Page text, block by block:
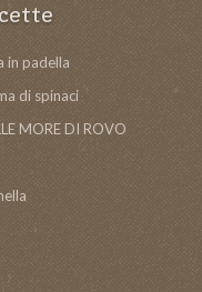
in padella
di spinaci
MORE DI ROVO